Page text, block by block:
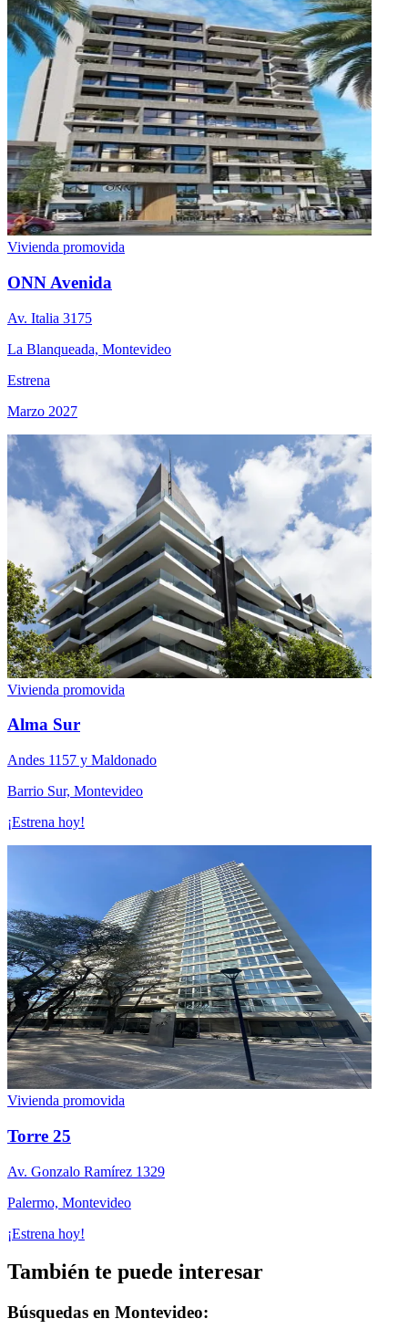
Vivienda promovida
ONN Avenida
Av. Italia 3175
La Blanqueada, Montevideo
Estrena
Marzo 2027
Vivienda promovida
Alma Sur
Andes 1157 y Maldonado
Barrio Sur, Montevideo
¡Estrena hoy!
Vivienda promovida
Torre 25
Av. Gonzalo Ramí­rez 1329
Palermo, Montevideo
¡Estrena hoy!
También te puede interesar
Búsquedas en Montevideo: